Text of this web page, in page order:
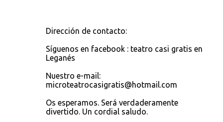
Dirección de contacto:
Síguenos en facebook : teatro casi gratis en
Leganés
Nuestro e-mail:
microteatrocasigratis@hotmail.com
Os esperamos. Será verdaderamente
divertido. Un cordial saludo.